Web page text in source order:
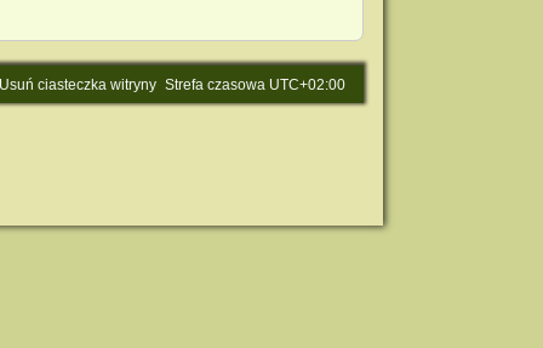
Strefa czasowa UTC+02:00
Usuń ciasteczka witryny